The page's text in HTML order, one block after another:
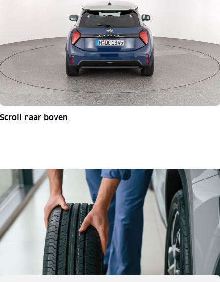
Scroll naar boven